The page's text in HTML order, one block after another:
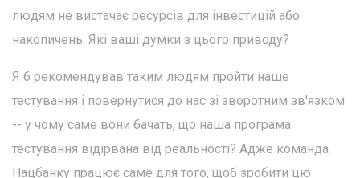
людям не вистачає ресурсів для інвестицій або
накопичень. Які ваші думки з цього приводу?
Я б рекомендував таким людям пройти наше
тестування і повернутися до нас зі зворотним зв'язком
-- у чому саме вони бачать, що наша програма
тестування відірвана від реальності? Адже команда
Нацбанку працює саме для того, щоб зробити цю